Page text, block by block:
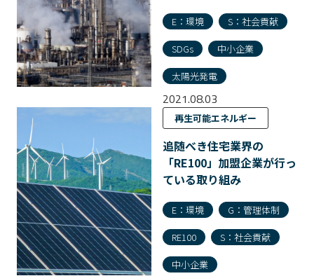
E：環境 S：社会貢献
SDGs 中小企業
太陽光発電
2021.08.03
再生可能エネルギー
追随べき住宅業界の
「RE100」加盟企業が行っ
ている取り組み
E：環境 G：管理体制
RE100 S：社会貢献
中小企業